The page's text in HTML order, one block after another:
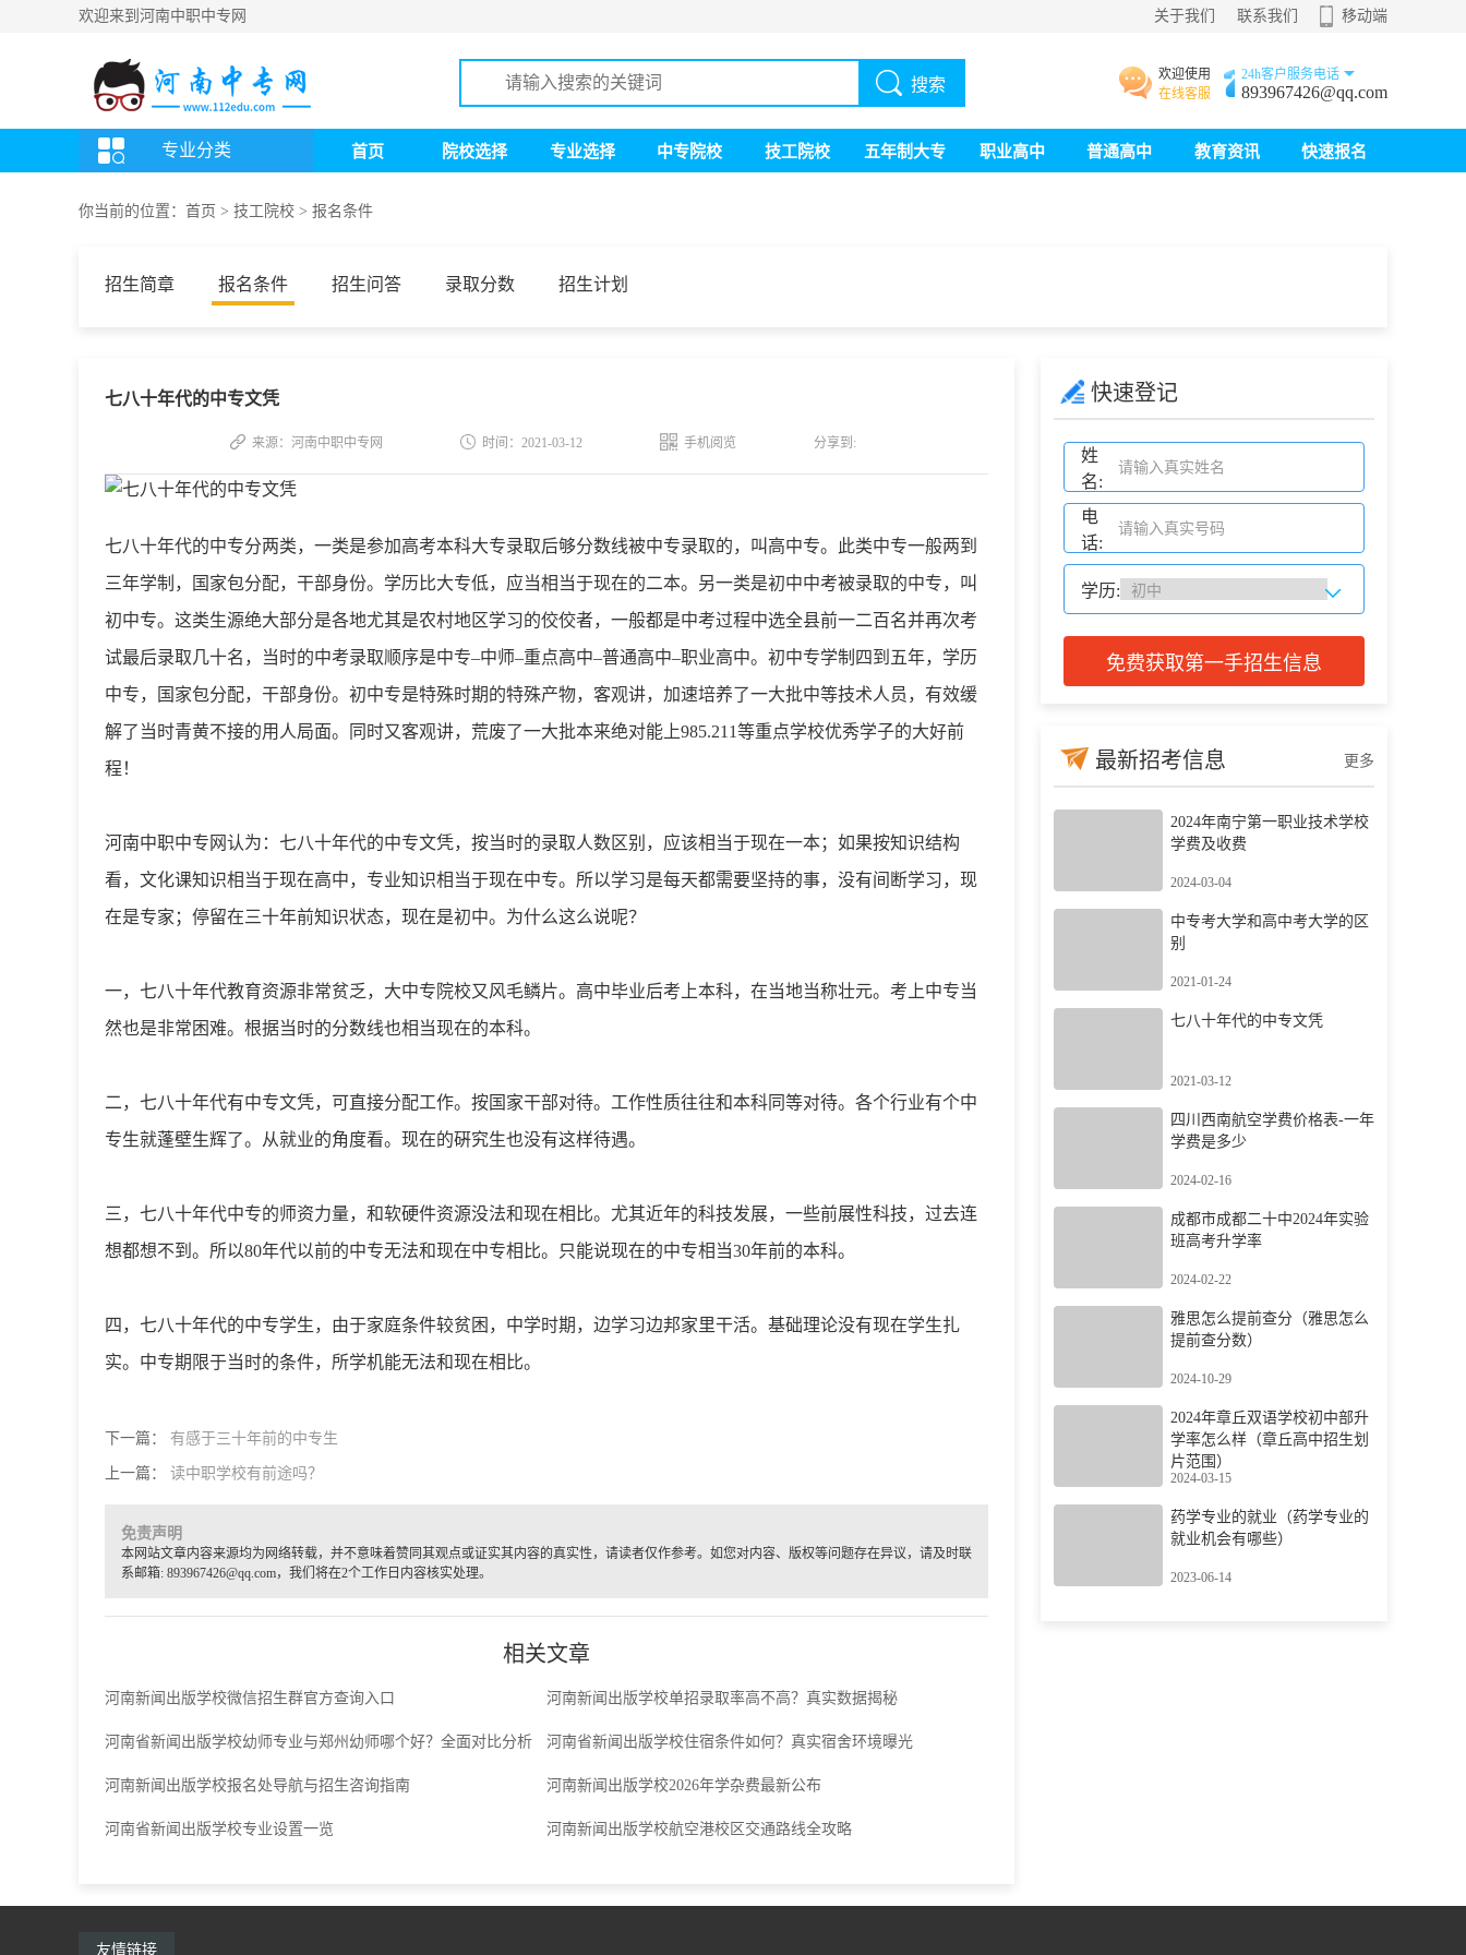
欢迎来到河南中职中专网 关于我们 联系我们 移动端
搜索
欢迎使用
在线客服
24h客户服务电话
893967426@qq.com
专业分类 首页 院校选择 专业选择 中专院校 技工院校 五年制大专 职业高中 普通高中 教育资讯 快速报名
你当前的位置： 首页 > 技工院校 > 报名条件
招生简章 报名条件 招生问答 录取分数 招生计划
七八十年代的中专文凭
来源：河南中职中专网 时间：2021-03-12 手机阅览 分享到:
七八十年代的中专分两类，一类是参加高考本科大专录取后够分数线被中专录取的，叫高中专。此类中专一般两到
三年学制，国家包分配，干部身份。学历比大专低，应当相当于现在的二本。另一类是初中中考被录取的中专，叫
初中专。这类生源绝大部分是各地尤其是农村地区学习的佼佼者，一般都是中考过程中选全县前一二百名并再次考
试最后录取几十名，当时的中考录取顺序是中专–中师–重点高中–普通高中–职业高中。初中专学制四到五年，学历
中专，国家包分配，干部身份。初中专是特殊时期的特殊产物，客观讲，加速培养了一大批中等技术人员，有效缓
解了当时青黄不接的用人局面。同时又客观讲，荒废了一大批本来绝对能上985.211等重点学校优秀学子的大好前
程！
河南中职中专网认为：七八十年代的中专文凭，按当时的录取人数区别，应该相当于现在一本；如果按知识结构
看，文化课知识相当于现在高中，专业知识相当于现在中专。所以学习是每天都需要坚持的事，没有间断学习，现
在是专家；停留在三十年前知识状态，现在是初中。为什么这么说呢？
一，七八十年代教育资源非常贫乏，大中专院校又风毛鳞片。高中毕业后考上本科，在当地当称壮元。考上中专当
然也是非常困难。根据当时的分数线也相当现在的本科。
二，七八十年代有中专文凭，可直接分配工作。按国家干部对待。工作性质往往和本科同等对待。各个行业有个中
专生就蓬壁生辉了。从就业的角度看。现在的硏究生也没有这样待遇。
三，七八十年代中专的师资力量，和软硬件资源没法和现在相比。尤其近年的科技发展，一些前展性科技，过去连
想都想不到。所以80年代以前的中专无法和现在中专相比。只能说现在的中专相当30年前的本科。
四，七八十年代的中专学生，由于家庭条件较贫困，中学时期，边学习边邦家里干活。基础理论没有现在学生扎
实。中专期限于当时的条件，所学机能无法和现在相比。
下一篇： 有感于三十年前的中专生
上一篇： 读中职学校有前途吗？
免责声明
本网站文章内容来源均为网络转载，并不意味着赞同其观点或证实其内容的真实性，请读者仅作参考。如您对内容、版权等问题存在异议，请及时联
系邮箱: 893967426@qq.com，我们将在2个工作日内容核实处理。
相关文章
河南新闻出版学校微信招生群官方查询入口 河南新闻出版学校单招录取率高不高？真实数据揭秘
河南省新闻出版学校幼师专业与郑州幼师哪个好？全面对比分析 河南省新闻出版学校住宿条件如何？真实宿舍环境曝光
河南新闻出版学校报名处导航与招生咨询指南 河南新闻出版学校2026年学杂费最新公布
河南省新闻出版学校专业设置一览 河南新闻出版学校航空港校区交通路线全攻略
快速登记
姓
名:
电
话:
学历:
免费获取第一手招生信息
最新招考信息 更多
2024年南宁第一职业技术学校
学费及收费
2024-03-04
中专考大学和高中考大学的区
别
2021-01-24
七八十年代的中专文凭
2021-03-12
四川西南航空学费价格表-一年
学费是多少
2024-02-16
成都市成都二十中2024年实验
班高考升学率
2024-02-22
雅思怎么提前查分（雅思怎么
提前查分数）
2024-10-29
2024年章丘双语学校初中部升
学率怎么样（章丘高中招生划
片范围）
2024-03-15
药学专业的就业（药学专业的
就业机会有哪些）
2023-06-14
友情链接